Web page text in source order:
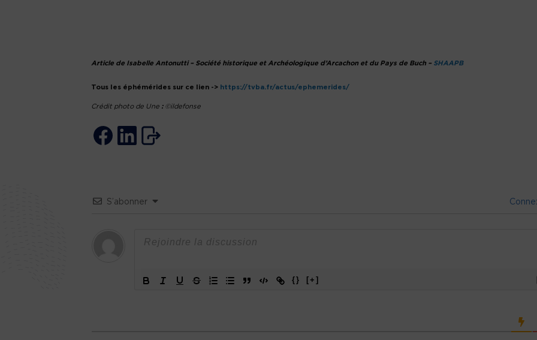
Article de Isabelle Antonutti – Société historique et Archéologique d’Arcachon et du Pays de Buch – SHAAPB
Tous les éphémérides sur ce lien -> https://tvba.fr/actus/ephemerides/
Crédit photo de Une : ©ildefonse
S’abonner
{} [+]